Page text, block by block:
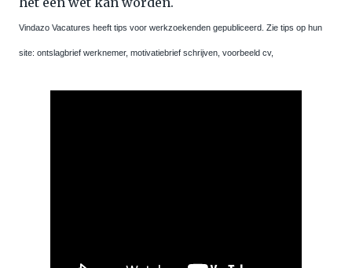
Vindazo Vacatures heeft tips voor werkzoekenden gepubliceerd. Zie tips op hun
site: ontslagbrief werknemer, motivatiebrief schrijven, voorbeeld cv,